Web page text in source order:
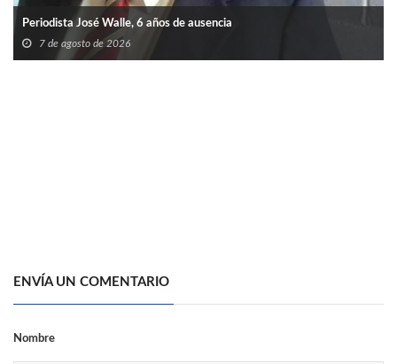
Periodista José Walle, 6 años de ausencia
7 de agosto de 2026
ENVÍA UN COMENTARIO
Nombre